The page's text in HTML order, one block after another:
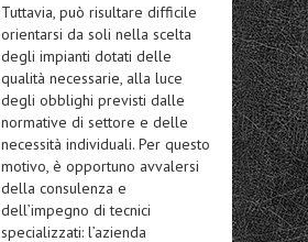
Tuttavia, può risultare difficile
orientarsi da soli nella scelta
degli impianti dotati delle
qualità necessarie, alla luce
degli obblighi previsti dalle
normative di settore e delle
necessità individuali. Per questo
motivo, è opportuno avvalersi
della consulenza e
dell’impegno di tecnici
specializzati: l’azienda